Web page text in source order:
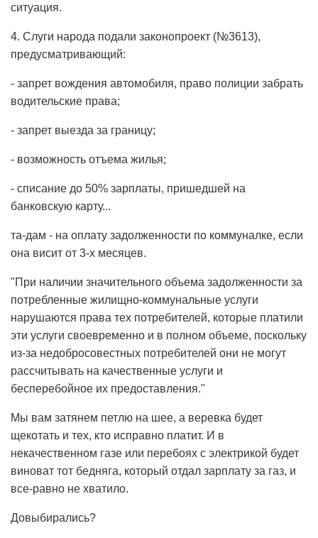
ситуация.
4. Слуги народа подали законопроект (№3613),
предусматривающий:
- запрет вождения автомобиля, право полиции забрать
водительские права;
- запрет выезда за границу;
- возможность отъема жилья;
- списание до 50% зарплаты, пришедшей на
банковскую карту...
та-дам - на оплату задолженности по коммуналке, если
она висит от 3-х месяцев.
"При наличии значительного объема задолженности за
потребленные жилищно-коммунальные услуги
нарушаются права тех потребителей, которые платили
эти услуги своевременно и в полном объеме, поскольку
из-за недобросовестных потребителей они не могут
рассчитывать на качественные услуги и
бесперебойное их предоставления."
Мы вам затянем петлю на шее, а веревка будет
щекотать и тех, кто исправно платит. И в
некачественном газе или перебоях с электрикой будет
виноват тот бедняга, который отдал зарплату за газ, и
все-равно не хватило.
Довыбирались?